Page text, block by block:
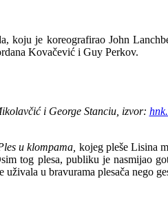
koju je koreografirao John
Kovačević i Guy Perkov.
i George Stanciu, izvor:
u klompama, kojeg pleše Lisina
tog plesa, publiku je nasmijao
u bravurama plesača nego